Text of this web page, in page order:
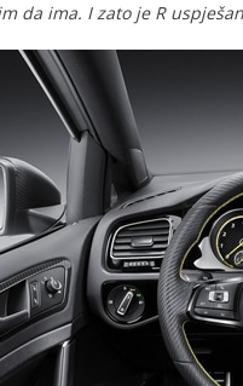
da ima. I zato je R